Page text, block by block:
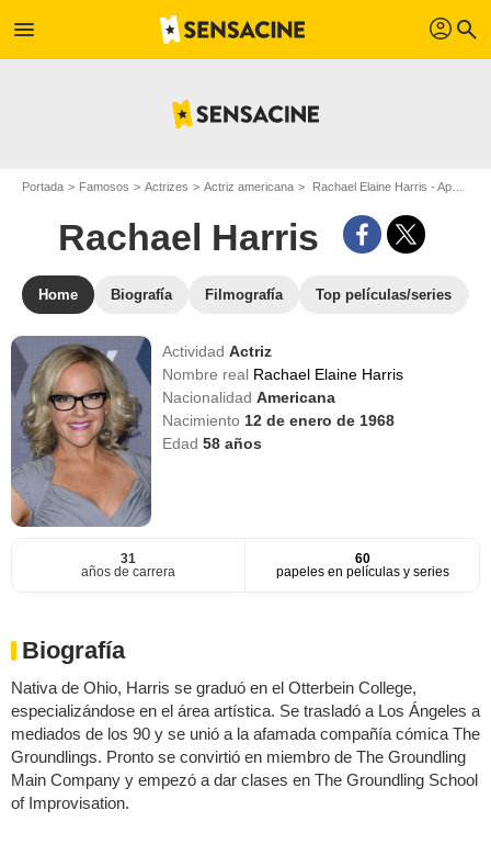
menu profil search
Portada Famosos Actrizes Actriz americana Rachael Elaine Harris - Apodo : Rachael Harris
Rachael Harris
Home Biografía Filmografía Top películas/series
ActividadActriz
Nombre real Rachael Elaine Harris
NacionalidadAmericana
Nacimiento 12 de enero de 1968
Edad58 años
31
años de carrera
60
papeles en películas y series
Biografía
Nativa de Ohio, Harris se graduó en el Otterbein College,
especializándose en el área artística. Se trasladó a Los Ángeles a
mediados de los 90 y se unió a la afamada compañía cómica The
Groundlings. Pronto se convirtió en miembro de The Groundling
Main Company y empezó a dar clases en The Groundling School
of Improvisation.